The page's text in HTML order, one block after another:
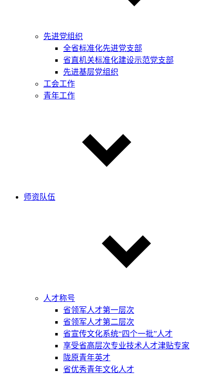
先进党组织
全省标准化先进党支部
省直机关标准化建设示范党支部
先进基层党组织
工会工作
青年工作
师资队伍
人才称号
省领军人才第一层次
省领军人才第二层次
省宣传文化系统“四个一批”人才
享受省高层次专业技术人才津贴专家
陇原青年英才
省优秀青年文化人才